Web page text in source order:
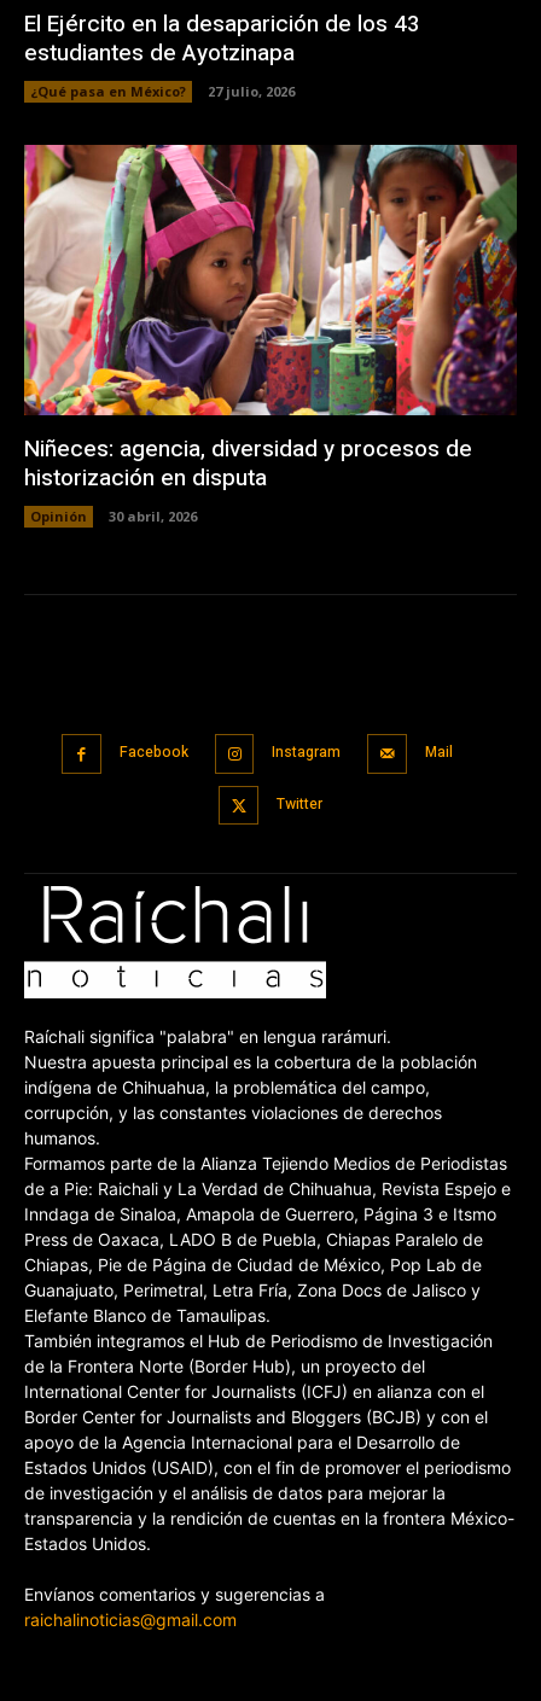
El Ejército en la desaparición de los 43
estudiantes de Ayotzinapa
¿Qué pasa en México? 27 julio, 2026
Niñeces: agencia, diversidad y procesos de
historización en disputa
Opinión 30 abril, 2026
Facebook Instagram Mail
Twitter
Raíchali significa "palabra" en lengua rarámuri.
Nuestra apuesta principal es la cobertura de la población
indígena de Chihuahua, la problemática del campo,
corrupción, y las constantes violaciones de derechos
humanos.
Formamos parte de la Alianza Tejiendo Medios de Periodistas
de a Pie: Raichali y La Verdad de Chihuahua, Revista Espejo e
Inndaga de Sinaloa, Amapola de Guerrero, Página 3 e Itsmo
Press de Oaxaca, LADO B de Puebla, Chiapas Paralelo de
Chiapas, Pie de Página de Ciudad de México, Pop Lab de
Guanajuato, Perimetral, Letra Fría, Zona Docs de Jalisco y
Elefante Blanco de Tamaulipas.
También integramos el Hub de Periodismo de Investigación
de la Frontera Norte (Border Hub), un proyecto del
International Center for Journalists (ICFJ) en alianza con el
Border Center for Journalists and Bloggers (BCJB) y con el
apoyo de la Agencia Internacional para el Desarrollo de
Estados Unidos (USAID), con el fin de promover el periodismo
de investigación y el análisis de datos para mejorar la
transparencia y la rendición de cuentas en la frontera México-
Estados Unidos.
Envíanos comentarios y sugerencias a
raichalinoticias@gmail.com